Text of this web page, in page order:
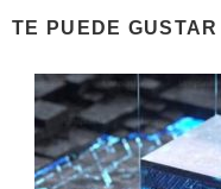
TE PUEDE GUSTAR